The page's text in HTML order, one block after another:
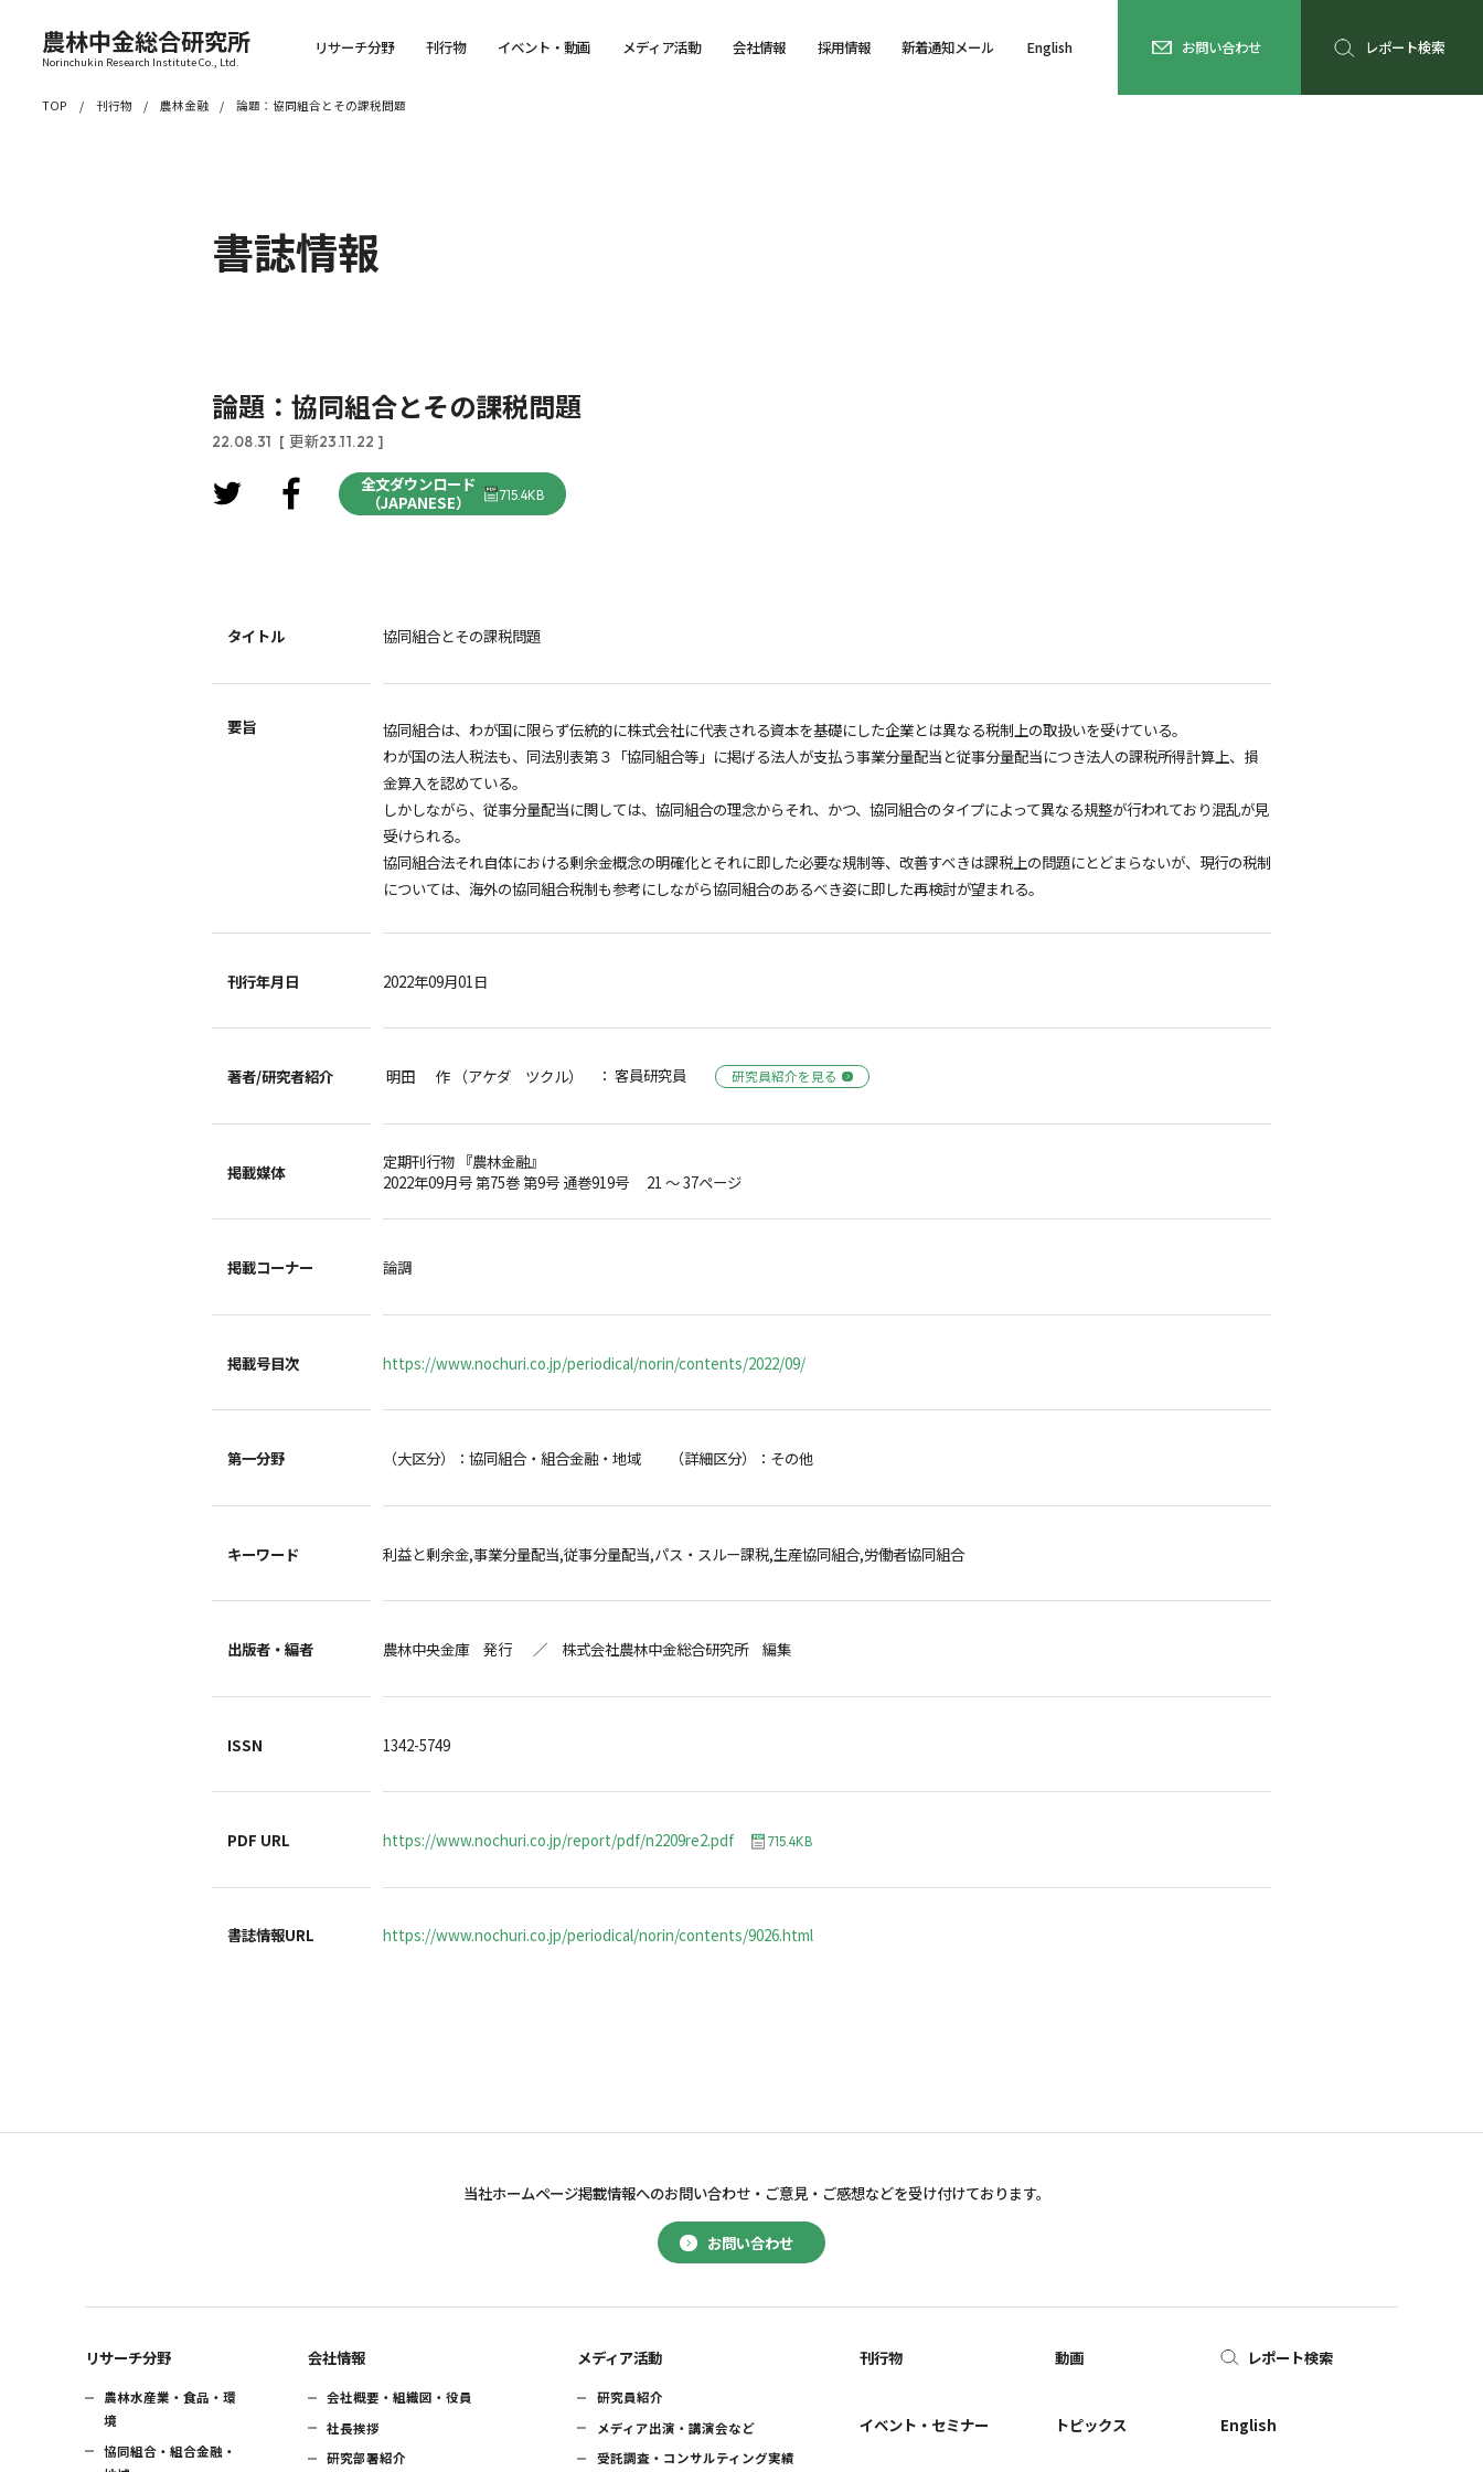
農林中金総合研究所
Norinchukin Research Institute Co., Ltd.
リサーチ分野 刊行物 イベント・動画 メディア活動 会社情報 採用情報 新着通知メール English お問い合わせ レポート検索
TOP 刊行物 農林金融 論題：協同組合とその課税問題
書誌情報
論題：協同組合とその課税問題
22.08.31 [ 更新23.11.22 ]
全文ダウンロード
（JAPANESE）
715.4KB
タイトル 協同組合とその課税問題
要旨
協同組合は、わが国に限らず伝統的に株式会社に代表される資本を基礎にした企業とは異なる税制上の取扱いを受けている。
わが国の法人税法も、同法別表第３「協同組合等」に掲げる法人が支払う事業分量配当と従事分量配当につき法人の課税所得計算上、損
金算入を認めている。
しかしながら、従事分量配当に関しては、協同組合の理念からそれ、かつ、協同組合のタイプによって異なる規整が行われており混乱が見
受けられる。
協同組合法それ自体における剰余金概念の明確化とそれに即した必要な規制等、改善すべきは課税上の問題にとどまらないが、現行の税制
については、海外の協同組合税制も参考にしながら協同組合のあるべき姿に即した再検討が望まれる。
刊行年月日 2022年09月01日
著者/研究者紹介 明田 作 （アケダ ツクル） ： 客員研究員 研究員紹介を見る
掲載媒体
定期刊行物 『農林金融』
2022年09月号 第75巻 第9号 通巻919号 21 ～ 37ページ
掲載コーナー 論調
掲載号目次 https://www.nochuri.co.jp/periodical/norin/contents/2022/09/
第一分野 （大区分）：協同組合・組合金融・地域 （詳細区分）：その他
キーワード 利益と剰余金,事業分量配当,従事分量配当,パス・スルー課税,生産協同組合,労働者協同組合
出版者・編者 農林中央金庫 発行 ／ 株式会社農林中金総合研究所 編集
ISSN 1342-5749
PDF URL https://www.nochuri.co.jp/report/pdf/n2209re2.pdf 715.4KB
書誌情報URL https://www.nochuri.co.jp/periodical/norin/contents/9026.html
お問い合わせ
当社ホームページ掲載情報へのお問い合わせ・ ご意見・ご感想などを受け付けております。
リサーチ分野
農林水産業・食品・環
境
協同組合・組合金融・
会社情報
会社概要・組織図・役員
社長挨拶
研究部署紹介
メディア活動
研究員紹介
メディア出演・講演会など
受託調査・コンサルティング実績
刊行物
イベント・セミナー
動画
トピックス
レポート検索
English